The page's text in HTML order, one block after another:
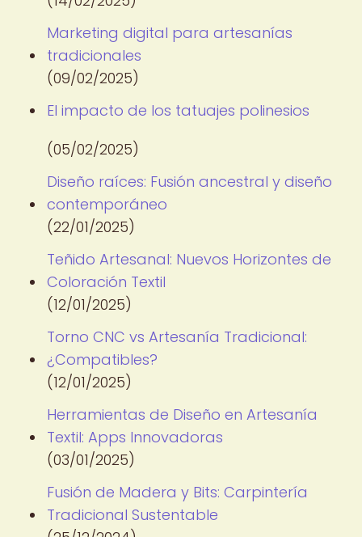
Marketing digital para artesanías
tradicionales
(09/02/2025)
El impacto de los tatuajes polinesios
(05/02/2025)
Diseño raíces: Fusión ancestral y diseño
contemporáneo
(22/01/2025)
Teñido Artesanal: Nuevos Horizontes de
Coloración Textil
(12/01/2025)
Torno CNC vs Artesanía Tradicional:
¿Compatibles?
(12/01/2025)
Herramientas de Diseño en Artesanía
Textil: Apps Innovadoras
(03/01/2025)
Fusión de Madera y Bits: Carpintería
Tradicional Sustentable